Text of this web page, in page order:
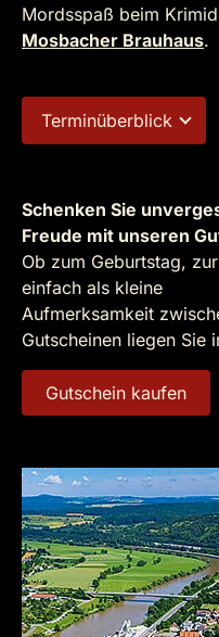
Mordsspaß beim
Mosbacher Brauhaus.
Terminüberblick
Schenken Sie
Freude mit unseren
Ob zum Geburtstag,
einfach als kleine
Aufmerksamkeit
Gutscheinen liegen Sie
Gutschein kaufen